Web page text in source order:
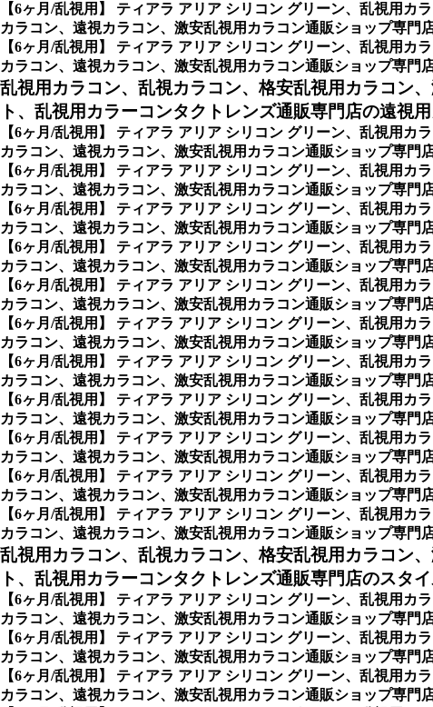
【6ヶ月/乱視用】 ティアラ アリア シリコン グリーン、乱視用
カラコン、遠視カラコン、激安乱視用カラコン通販ショップ専門
【6ヶ月/乱視用】 ティアラ アリア シリコン グリーン、乱視用
カラコン、遠視カラコン、激安乱視用カラコン通販ショップ専門
乱視用カラコン、乱視カラコン、格安乱視用カラコン
ト、乱視用カラーコンタクトレンズ通販専門店の遠視
【6ヶ月/乱視用】 ティアラ アリア シリコン グリーン、乱視用
カラコン、遠視カラコン、激安乱視用カラコン通販ショップ専門
【6ヶ月/乱視用】 ティアラ アリア シリコン グリーン、乱視用
カラコン、遠視カラコン、激安乱視用カラコン通販ショップ専門
【6ヶ月/乱視用】 ティアラ アリア シリコン グリーン、乱視用
カラコン、遠視カラコン、激安乱視用カラコン通販ショップ専門
【6ヶ月/乱視用】 ティアラ アリア シリコン グリーン、乱視用
カラコン、遠視カラコン、激安乱視用カラコン通販ショップ専門
【6ヶ月/乱視用】 ティアラ アリア シリコン グリーン、乱視用
カラコン、遠視カラコン、激安乱視用カラコン通販ショップ専門
【6ヶ月/乱視用】 ティアラ アリア シリコン グリーン、乱視用
カラコン、遠視カラコン、激安乱視用カラコン通販ショップ専門
【6ヶ月/乱視用】 ティアラ アリア シリコン グリーン、乱視用
カラコン、遠視カラコン、激安乱視用カラコン通販ショップ専門
【6ヶ月/乱視用】 ティアラ アリア シリコン グリーン、乱視用
カラコン、遠視カラコン、激安乱視用カラコン通販ショップ専門
【6ヶ月/乱視用】 ティアラ アリア シリコン グリーン、乱視用
カラコン、遠視カラコン、激安乱視用カラコン通販ショップ専門
【6ヶ月/乱視用】 ティアラ アリア シリコン グリーン、乱視用
カラコン、遠視カラコン、激安乱視用カラコン通販ショップ専門
【6ヶ月/乱視用】 ティアラ アリア シリコン グリーン、乱視用
カラコン、遠視カラコン、激安乱視用カラコン通販ショップ専門
乱視用カラコン、乱視カラコン、格安乱視用カラコン
ト、乱視用カラーコンタクトレンズ通販専門店のスタイ
【6ヶ月/乱視用】 ティアラ アリア シリコン グリーン、乱視用
カラコン、遠視カラコン、激安乱視用カラコン通販ショップ専門
【6ヶ月/乱視用】 ティアラ アリア シリコン グリーン、乱視用
カラコン、遠視カラコン、激安乱視用カラコン通販ショップ専門
【6ヶ月/乱視用】 ティアラ アリア シリコン グリーン、乱視用
カラコン、遠視カラコン、激安乱視用カラコン通販ショップ専門